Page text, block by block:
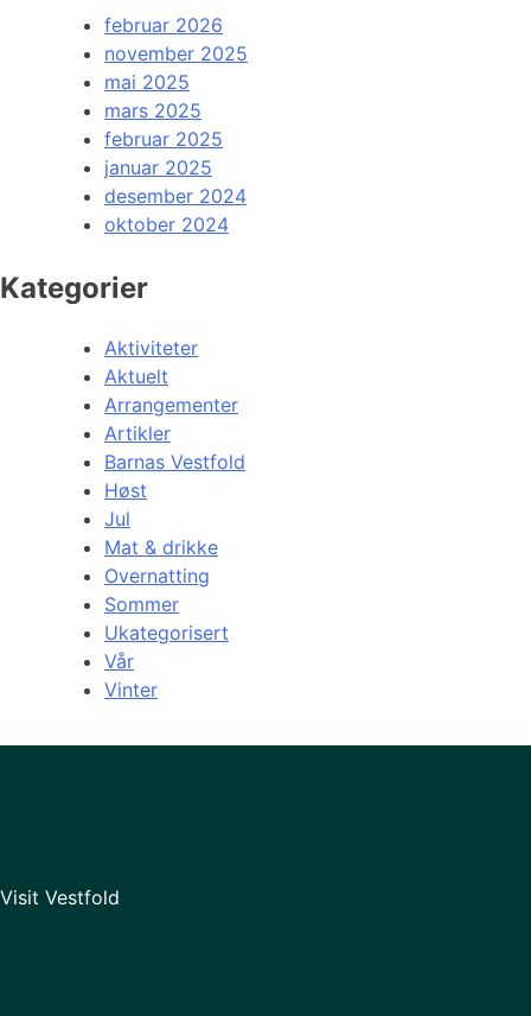
februar 2026
november 2025
mai 2025
mars 2025
februar 2025
januar 2025
desember 2024
oktober 2024
Kategorier
Aktiviteter
Aktuelt
Arrangementer
Artikler
Barnas Vestfold
Høst
Jul
Mat & drikke
Overnatting
Sommer
Ukategorisert
Vår
Vinter
Visit Vestfold